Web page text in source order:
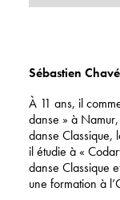
Sébastien
À 11 ans, il
danse » à
danse Classique,
il étudie à «
danse Classique
une formation à